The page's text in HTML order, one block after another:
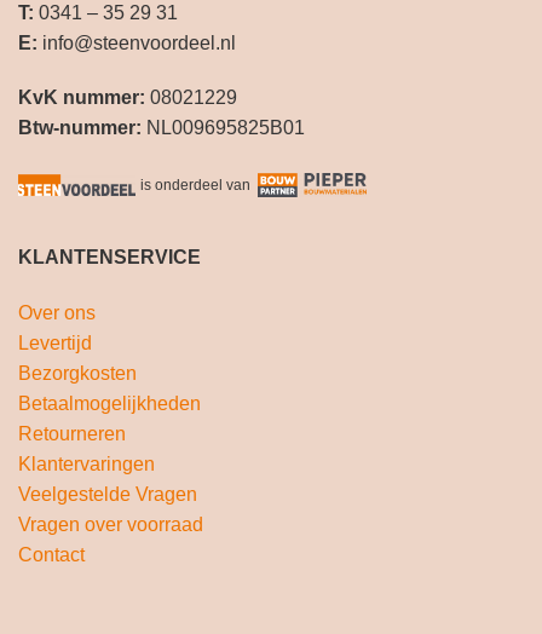
T: 0341 – 35 29 31
E: info@steenvoordeel.nl
KvK nummer: 08021229
Btw-nummer: NL009695825B01
is onderdeel van
KLANTENSERVICE
Over ons
Levertijd
Bezorgkosten
Betaalmogelijkheden
Retourneren
Klantervaringen
Veelgestelde Vragen
Vragen over voorraad
Contact